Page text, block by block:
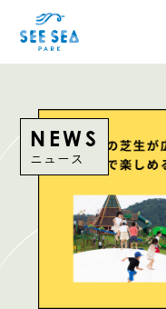
NEWS
ニュース